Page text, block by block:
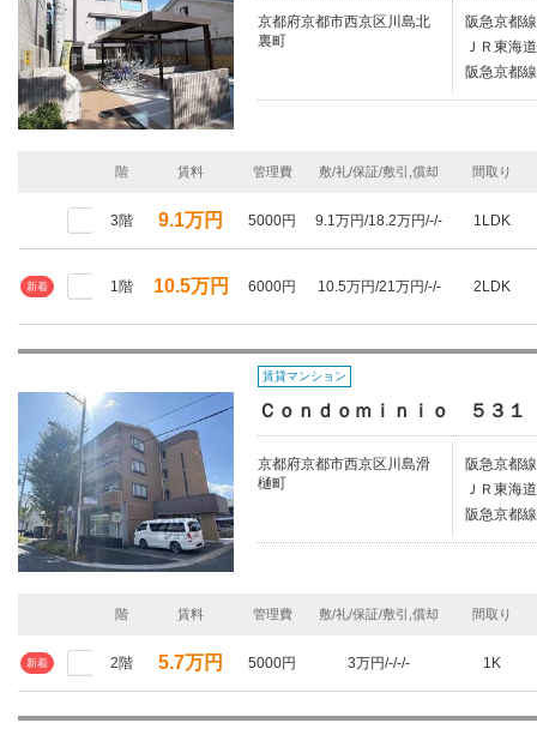
京都府京都市西京区川島北
裏町
阪急京都
ＪＲ東海
阪急京都
階 賃料 管理費 敷/礼/保証/敷引,償却 間取り
3階 9.1万円 5000円 9.1万円/18.2万円/-/- 1LDK
新着 1階 10.5万円 6000円 10.5万円/21万円/-/- 2LDK
賃貸マンション
Ｃｏｎｄｏｍｉｎｉｏ ５３１
京都府京都市西京区川島滑
樋町
阪急京都
ＪＲ東海
阪急京都
階 賃料 管理費 敷/礼/保証/敷引,償却 間取り
新着 2階 5.7万円 5000円 3万円/-/-/- 1K